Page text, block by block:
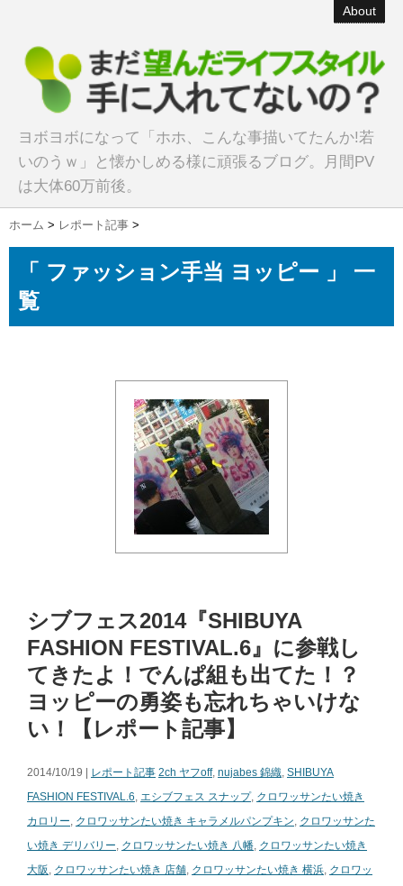
About
ヨボヨボになって「ホホ、こんな事描いてたんか!若
いのうｗ」と懐かしめる様に頑張るブログ。月間PV
は大体60万前後。
ホーム > レポート記事 >
「 ファッション手当 ヨッピー 」 一
覧
シブフェス2014『SHIBUYA
FASHION FESTIVAL.6』に参戦し
てきたよ！でんぱ組も出てた！？
ヨッピーの勇姿も忘れちゃいけな
い！【レポート記事】
2014/10/19 | レポート記事 2ch ヤフoff, nujabes 錦織, SHIBUYA
FASHION FESTIVAL.6, エシブフェス スナップ, クロワッサンたい焼き
カロリー, クロワッサンたい焼き キャラメルパンプキン, クロワッサンた
い焼き デリバリー, クロワッサンたい焼き 八幡, クロワッサンたい焼き
大阪, クロワッサンたい焼き 店舗, クロワッサンたい焼き 横浜, クロワッ